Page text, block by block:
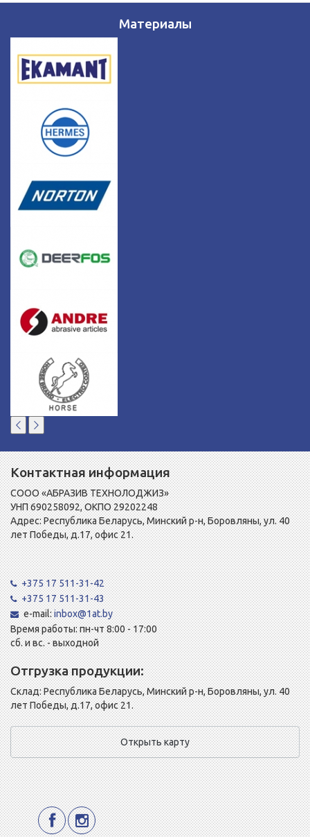
Материалы
Контактная информация
СООО «АБРАЗИВ ТЕХНОЛОДЖИЗ»
УНП 690258092, ОКПО 29202248
Адрес: Республика Беларусь, Минский р-н, Боровляны, ул. 40
лет Победы, д.17, офис 21.
+375 17 511-31-42
+375 17 511-31-43
e-mail:inbox@1at.by
Время работы: пн-чт 8:00 - 17:00
сб. и вс. - выходной
Отгрузка продукции:
Склад: Республика Беларусь, Минский р-н, Боровляны, ул. 40
лет Победы, д.17, офис 21.
Открыть карту